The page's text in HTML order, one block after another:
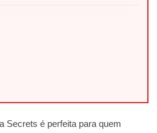
Secrets é perfeita para quem